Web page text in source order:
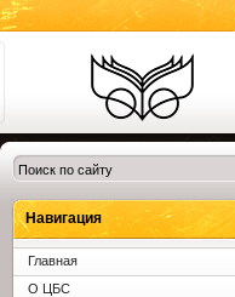
Библиотеки
Клина. Клинская
ЦБС.
Навигация
Главная
О ЦБС